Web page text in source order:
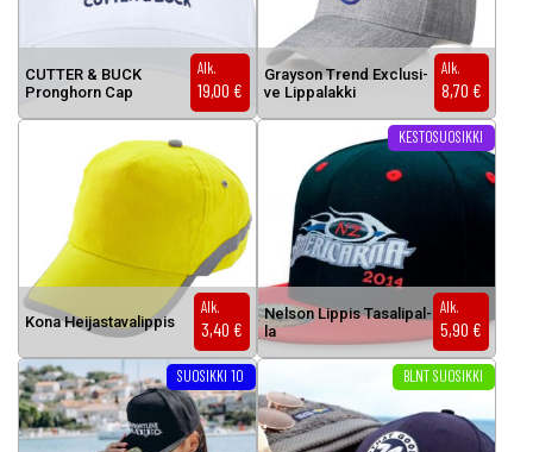
CUT­TER & BUCK
Prong­horn Cap
Alk.
19,00 €
Gray­son Trend Exc­lu­si­
ve Lip­pa­lak­ki
Alk.
8,70 €
Ko­na Hei­jas­ta­va­lip­pis
Alk.
3,40 €
Tällä tuotteella on useampi muunnelma. Voit tehdä valinnat
Nel­son Lip­pis Ta­sa­li­pal­
la
Alk.
5,90 €
KESTOSUOSIKKI
Tällä tuotteella on useampi
SUOSIKKI 10
Tällä tuotteella on useampi muunnelma. Voit tehdä valinnat
BLNT SUOSIKKI
Tällä tuotteella on useampi